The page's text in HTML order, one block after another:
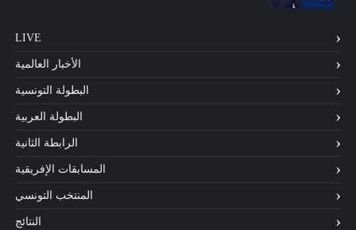
LIVE
الأخبار العالمية
البطولة التونسية
البطولة العربية
الرابطة الثانية
المسابقات الإفريقية
المنتخب التونسي
النتائج